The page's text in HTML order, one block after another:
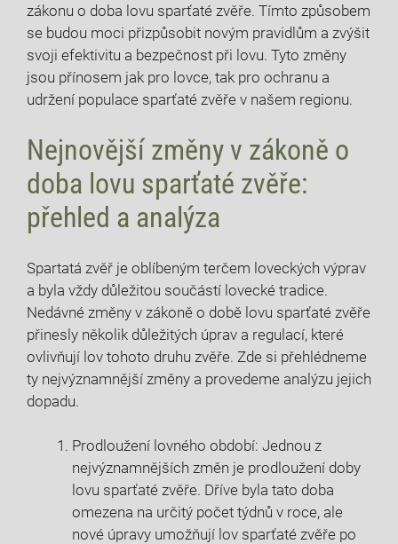
zákonu o doba ‌lovu sparťaté zvěře. Tímto způsobem
se budou‍ moci⁤ přizpůsobit novým⁢ pravidlům a zvýšit
svoji‌ efektivitu a bezpečnost při lovu. Tyto změny
jsou přínosem jak pro‍ lovce, tak pro ochranu a
udržení populace sparťaté zvěře ​v našem regionu.
Nejnovější změny v‌ zákoně o
doba lovu sparťaté‌ zvěře:
přehled a analýza
Spartatá‌ zvěř je oblíbeným terčem loveckých výprav
a⁣ byla vždy ​důležitou součástí lovecké tradice.
Nedávné ⁢změny v zákoně o době lovu sparťaté zvěře
přinesly několik důležitých úprav⁣ a regulací, které
ovlivňují ‍lov ⁢tohoto druhu zvěře. Zde si přehlédneme⁢
ty ‍nejvýznamnější změny⁣ a provedeme analýzu jejich
dopadu.
Prodloužení lovného ‍období: Jednou z
nejvýznamnějších‍ změn je⁤ prodloužení ⁤doby⁣
lovu sparťaté zvěře. Dříve byla tato doba
omezena na určitý počet týdnů ‍v roce, ale
nové úpravy⁤ umožňují lov sparťaté zvěře po